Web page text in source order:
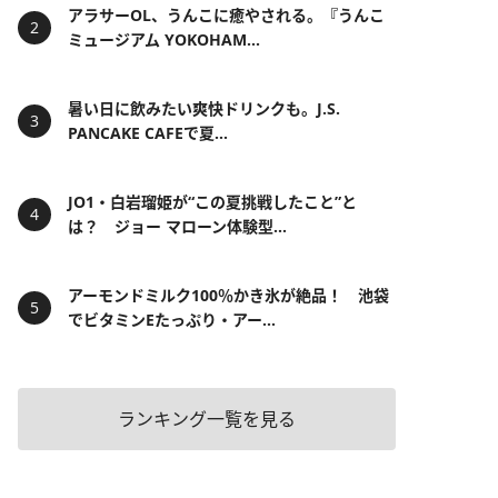
アラサーOL、うんこに癒やされる。『うんこ
ミュージアム YOKOHAM...
暑い日に飲みたい爽快ドリンクも。J.S.
PANCAKE CAFEで夏...
JO1・白岩瑠姫が“この夏挑戦したこと”と
は？ ジョー マローン体験型...
アーモンドミルク100％かき氷が絶品！ 池袋
でビタミンEたっぷり・アー...
ランキング一覧を見る